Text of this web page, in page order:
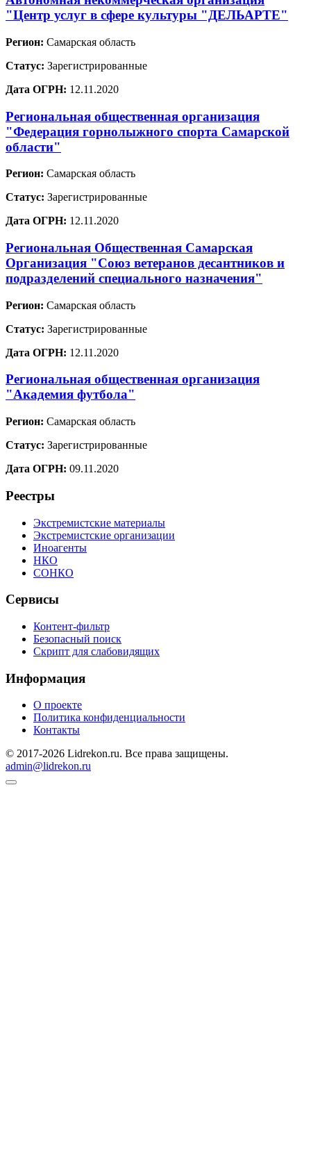
"Центр услуг в сфере культуры "ДЕЛЬАРТЕ"
Регион: Самарская область
Статус: Зарегистрированные
Дата ОГРН: 12.11.2020
Региональная общественная организация
"Федерация горнолыжного спорта Самарской
области"
Регион: Самарская область
Статус: Зарегистрированные
Дата ОГРН: 12.11.2020
Региональная Общественная Самарская
Организация "Союз ветеранов десантников и
подразделений специального назначения"
Регион: Самарская область
Статус: Зарегистрированные
Дата ОГРН: 12.11.2020
Региональная общественная организация
"Академия футбола"
Регион: Самарская область
Статус: Зарегистрированные
Дата ОГРН: 09.11.2020
Реестры
Экстремистские материалы
Экстремистские организации
Иноагенты
НКО
СОНКО
Сервисы
Контент-фильтр
Безопасный поиск
Скрипт для слабовидящих
Информация
О проекте
Политика конфиденциальности
Контакты
© 2017-2026 Lidrekon.ru. Все права защищены.
admin@lidrekon.ru